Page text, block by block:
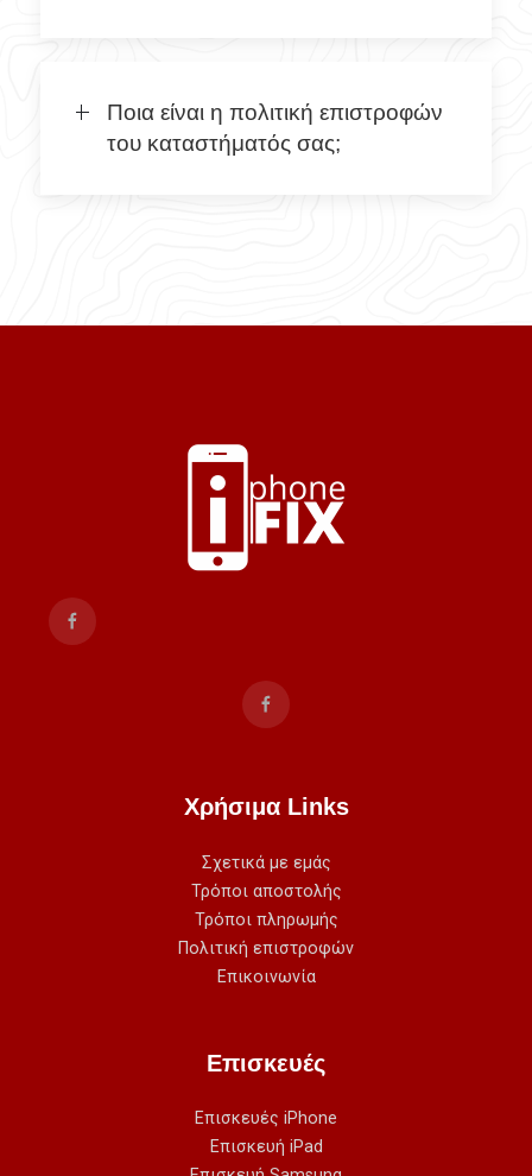
Ποια είναι η πολιτική επιστροφών
του καταστήματός σας;
Χρήσιμα Links
Σχετικά με εμάς
Τρόποι αποστολής
Τρόποι πληρωμής
Πολιτική επιστροφών
Επικοινωνία
Επισκευές
Επισκευές iPhone
Επισκευή iPad